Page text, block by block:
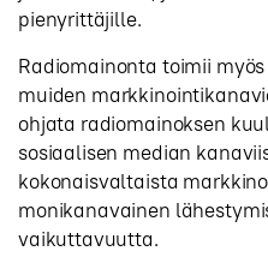
pienyrittäjille.
Radiomainonta toimii
muiden
ohjata radiomainoksen
sosiaalisen median
kokonaisvaltaista
monikanavainen
vaikuttavuutta.